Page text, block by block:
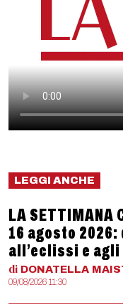
LEGGI ANCHE
LA SETTIMANA
16 agosto
all’eclissi e agli
di DONATELLA
09/08/2026 11:30